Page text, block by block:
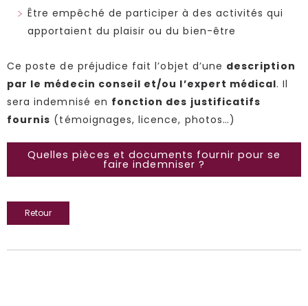
Être empêché de participer à des activités qui
apportaient du plaisir ou du bien-être
Ce poste de préjudice fait l’objet d’une description
par le médecin conseil et/ou l’expert médical. Il
sera indemnisé en fonction des justificatifs
fournis (témoignages, licence, photos…)
Quelles pièces et documents fournir pour se
faire indemniser ?
Retour